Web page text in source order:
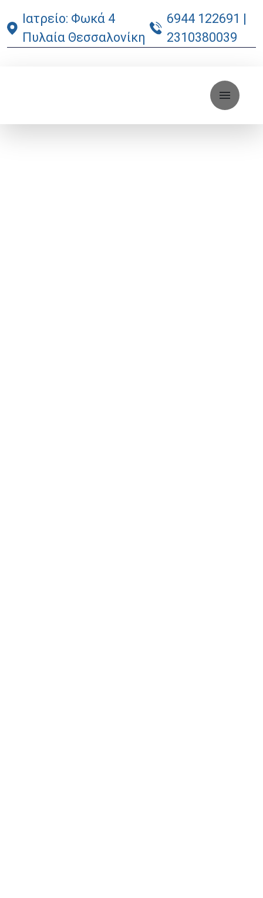
Ιατρείο: Φωκά 4
Πυλαία Θεσσαλονίκη
6944 122691 |
2310380039